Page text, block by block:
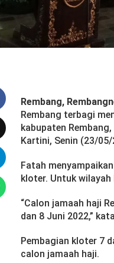
a
d
u
a
K
l
o
e
r
Rembang,
Rembang terbagi
kabupaten
Kartini, Senin (23/
Fatah
kloter. Untuk
“Calon jamaah haji
dan 8 Juni 2022,”
Pembagian kloter 7
calon jamaah haji.